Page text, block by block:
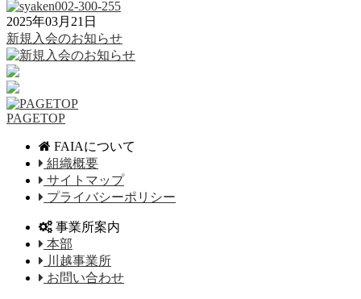
2025年03月21日
新規入会のお知らせ
PAGETOP
FAIAについて
組織概要
サイトマップ
プライバシーポリシー
事業所案内
本部
川越事業所
お問い合わせ